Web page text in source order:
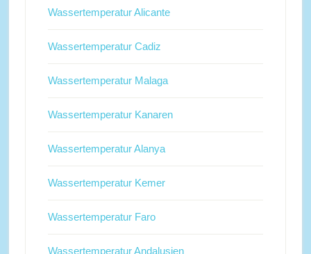
Wassertemperatur Alicante
Wassertemperatur Cadiz
Wassertemperatur Malaga
Wassertemperatur Kanaren
Wassertemperatur Alanya
Wassertemperatur Kemer
Wassertemperatur Faro
Wassertemperatur Andalusien